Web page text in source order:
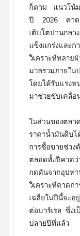
ก็ตาม แนวโน้ม
ปี 2026 คาดว่
เติบโตปานกลา
แข็งแกร่งแล
วิเคราะห์หลา
มวลรวมภายใ
โดยได้รับแรง
มาช่วยขับเคลื่อ
ในส่วนของต
ราคาน้ำมันดิบ
การซื้อขายช่ว
ตลอดทั้งปีคาด
กดดันจากอุป
วิเคราะห์คาดก
เฉลี่ยในปีนี้จะ
ต่อบาร์เรล ซึ่ง
ปลายปีที่แล้ว